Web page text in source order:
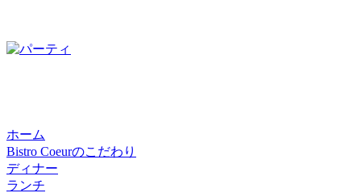
ホーム
Bistro Coeurのこだわり
ディナー
ランチ